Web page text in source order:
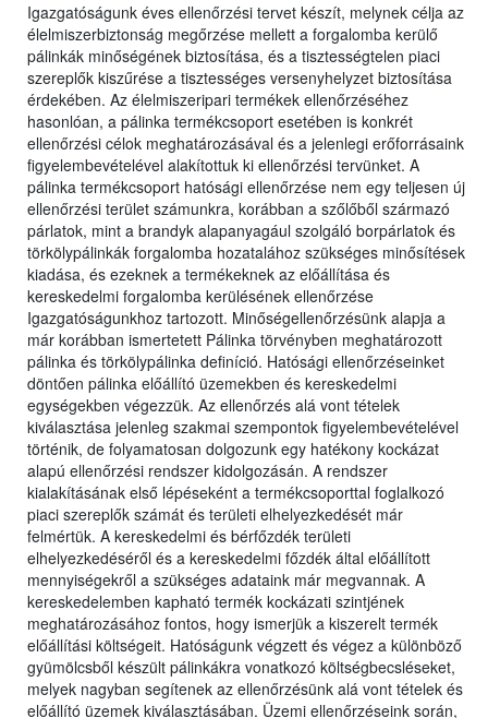
Igazgatóságunk éves ellenőrzési tervet készít, melynek célja az
élelmiszerbiztonság megőrzése mellett a forgalomba kerülő
pálinkák minőségének biztosítása, és a tisztességtelen piaci
szereplők kiszűrése a tisztességes versenyhelyzet biztosítása
érdekében. Az élelmiszeripari termékek ellenőrzéséhez
hasonlóan, a pálinka termékcsoport esetében is konkrét
ellenőrzési célok meghatározásával és a jelenlegi erőforrásaink
figyelembevételével alakítottuk ki ellenőrzési tervünket. A
pálinka termékcsoport hatósági ellenőrzése nem egy teljesen új
ellenőrzési terület számunkra, korábban a szőlőből származó
párlatok, mint a brandyk alapanyagául szolgáló borpárlatok és
törkölypálinkák forgalomba hozatalához szükséges minősítések
kiadása, és ezeknek a termékeknek az előállítása és
kereskedelmi forgalomba kerülésének ellenőrzése
Igazgatóságunkhoz tartozott. Minőségellenőrzésünk alapja a
már korábban ismertetett Pálinka törvényben meghatározott
pálinka és törkölypálinka definíció. Hatósági ellenőrzéseinket
döntően pálinka előállító üzemekben és kereskedelmi
egységekben végezzük. Az ellenőrzés alá vont tételek
kiválasztása jelenleg szakmai szempontok figyelembevételével
történik, de folyamatosan dolgozunk egy hatékony kockázat
alapú ellenőrzési rendszer kidolgozásán. A rendszer
kialakításának első lépéseként a termékcsoporttal foglalkozó
piaci szereplők számát és területi elhelyezkedését már
felmértük. A kereskedelmi és bérfőzdék területi
elhelyezkedéséről és a kereskedelmi főzdék által előállított
mennyiségekről a szükséges adataink már megvannak. A
kereskedelemben kapható termék kockázati szintjének
meghatározásához fontos, hogy ismerjük a kiszerelt termék
előállítási költségeit. Hatóságunk végzett és végez a különböző
gyümölcsből készült pálinkákra vonatkozó költségbecsléseket,
melyek nagyban segítenek az ellenőrzésünk alá vont tételek és
előállító üzemek kiválasztásában. Üzemi ellenőrzéseink során,